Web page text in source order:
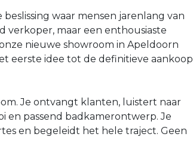
waar mensen jarenlang van
verkoper, maar een enthousiaste
nieuwe showroom in Apeldoorn
eerste idee tot de definitieve aankoop
Je ontvangt klanten, luistert naar
en passend badkamerontwerp. Je
en begeleidt het hele traject. Geen